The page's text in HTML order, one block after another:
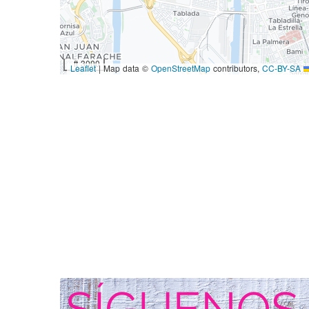
3000 ft Leaflet
|Map data ©OpenStreetMapcontributors,CC-BY-SA